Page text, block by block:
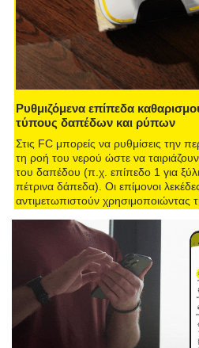
Ρυθμιζόμενα επίπεδα
τύπους δαπέδων και ρύπων
Στις FC μπορείς να ρυθμίσεις την
τη ροή του νερού ώστε να
του δαπέδου (π.χ. επίπεδο 1 για
πέτρινα δάπεδα). Οι επίμονοι
αντιμετωπιστούν χρησιμοποιώντας